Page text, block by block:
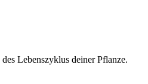
Lebenszyklus deiner Pflanze.